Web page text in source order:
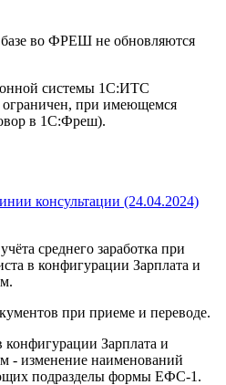
во ФРЕШ не обновляются
системы 1С:ИТС
ограничен, при имеющемся
в 1С:Фреш).
консультации (24.04.2024)
среднего заработка при
в конфигурации Зарплата и
при приеме и переводе.
Зарплата и
- изменение наименований
подразделы формы ЕФС-1.